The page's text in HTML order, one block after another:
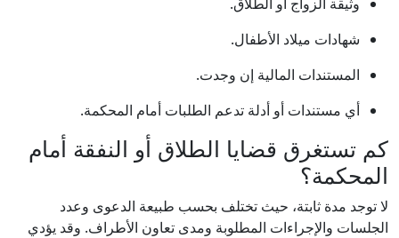
شهادات ميلاد الأطفال.
المستندات المالية إن وجدت.
أي مستندات أو أدلة تدعم الطلبات أمام المحكمة.
كم تستغرق قضايا الطلاق أو النفقة أمام
المحكمة؟
لا توجد مدة ثابتة، حيث تختلف بحسب طبيعة الدعوى وعدد
الجلسات والإجراءات المطلوبة ومدى تعاون الأطراف. وقد يؤدي